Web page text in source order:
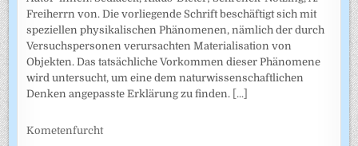
Freiherrn von. Die vorliegende Schrift beschäftigt sich mit
speziellen physikalischen Phänomenen, nämlich der durch
Versuchspersonen verursachten Materialisation von
Objekten. Das tatsächliche Vorkommen dieser Phänomene
wird untersucht, um eine dem naturwissenschaftlichen
Denken angepasste Erklärung zu finden. [...]
Kometenfurcht